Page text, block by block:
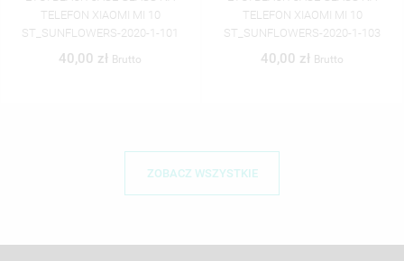
TELEFON XIAOMI MI 10
ST_SUNFLOWERS-2020-1-101
40,00 zł Brutto
TELEFON XIAOMI MI 10
ST_SUNFLOWERS-2020-1-103
40,00 zł Brutto
ZOBACZ WSZYSTKIE